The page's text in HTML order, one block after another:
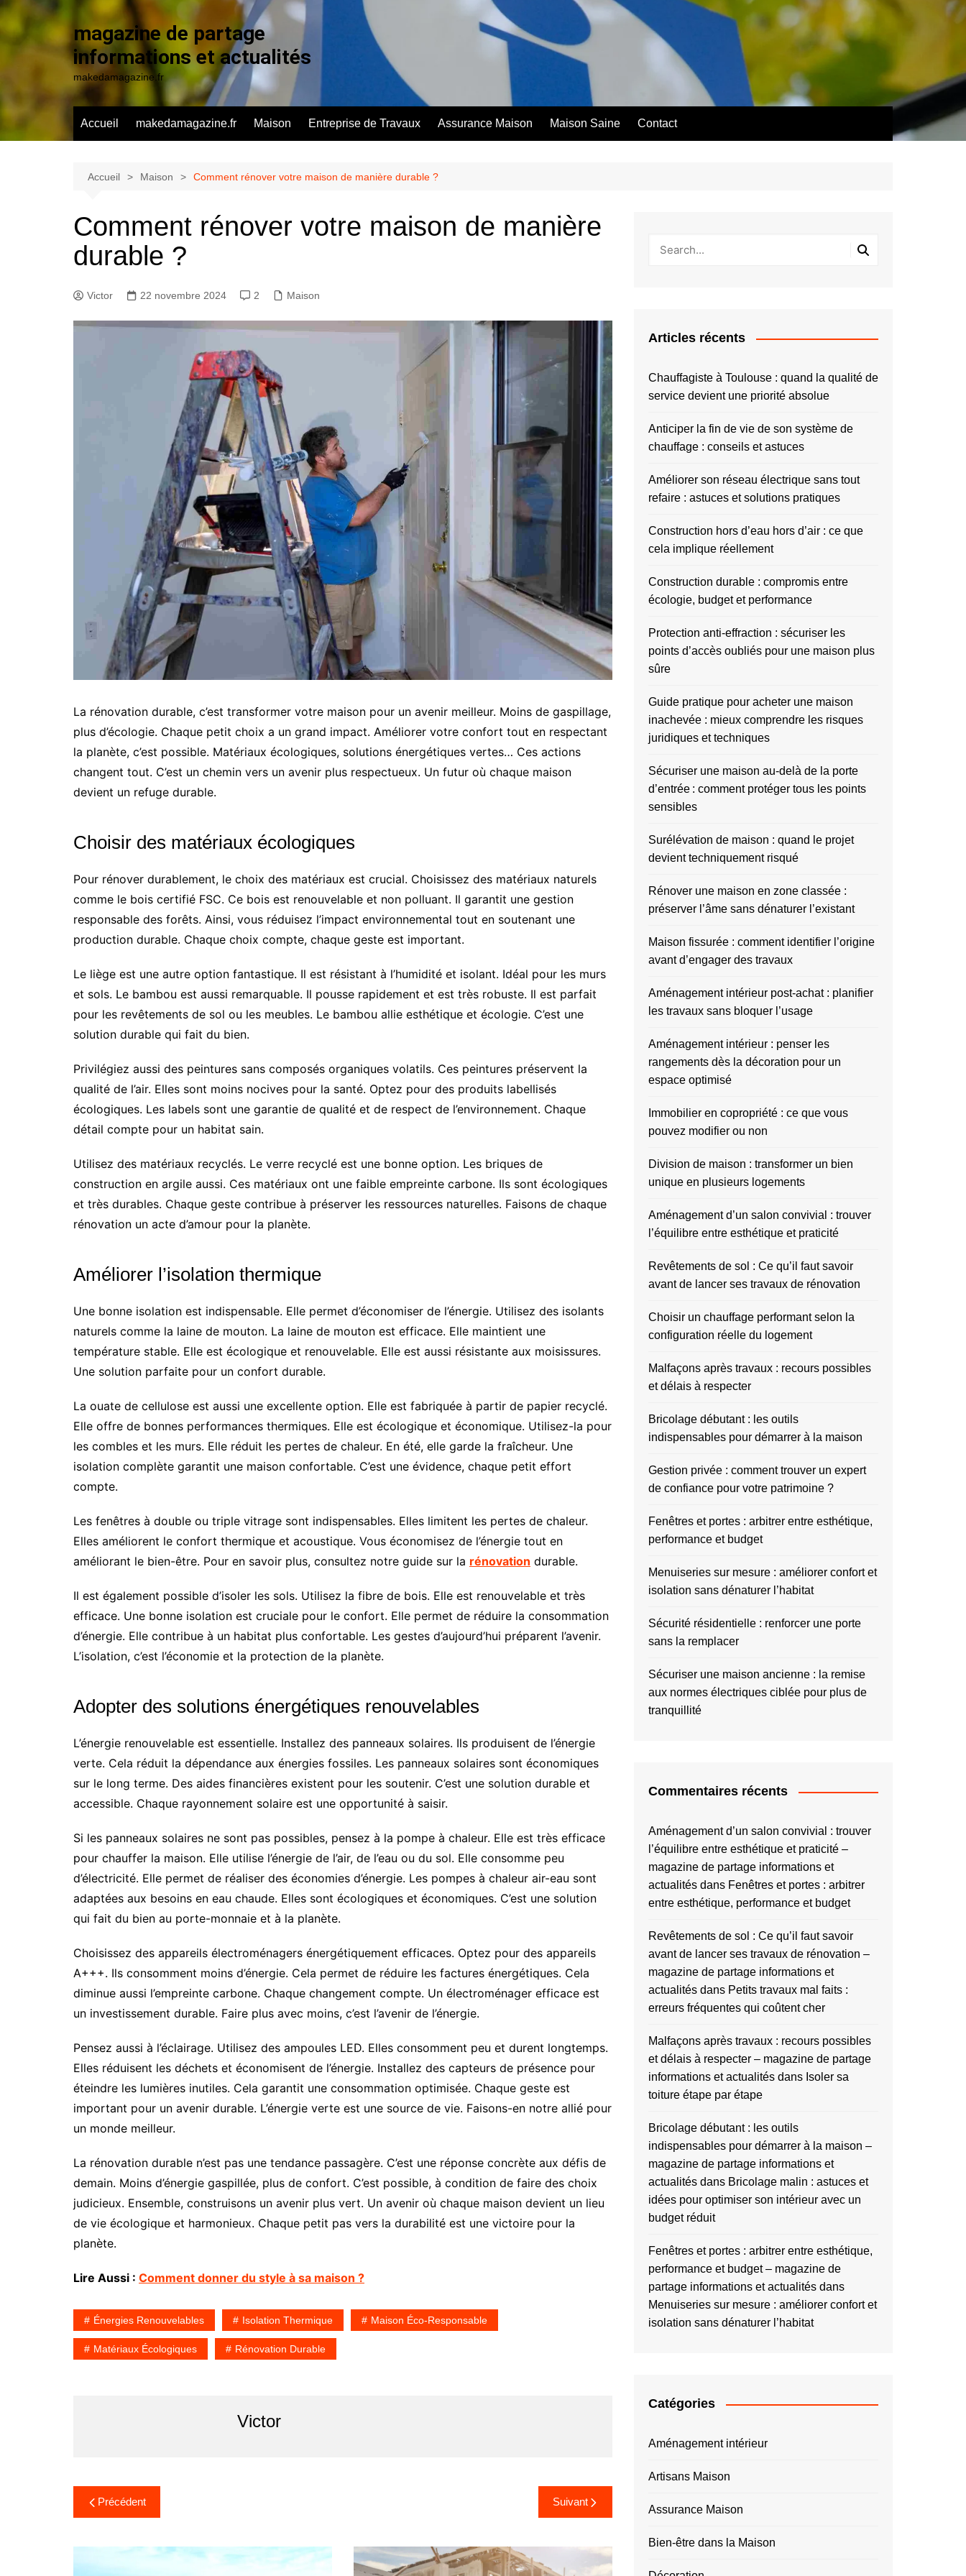
Aller
contenu
magazine de partage
informations et actualités
makedamagazine.fr
Accueil makedamagazine.fr Maison Entreprise de Travaux Assurance Maison Maison Saine Contact
Accueil Maison Comment rénover votre maison de manière durable ?
Comment rénover votre maison de manière
durable ?
Victor 22 novembre 2024 2 Maison
La rénovation durable, c’est transformer votre maison pour un avenir meilleur. Moins de gaspillage,
plus d’écologie. Chaque petit choix a un grand impact. Améliorer votre confort tout en respectant
la planète, c’est possible. Matériaux écologiques, solutions énergétiques vertes… Ces actions
changent tout. C’est un chemin vers un avenir plus respectueux. Un futur où chaque maison
devient un refuge durable.
Choisir des matériaux écologiques
Pour rénover durablement, le choix des matériaux est crucial. Choisissez des matériaux naturels
comme le bois certifié FSC. Ce bois est renouvelable et non polluant. Il garantit une gestion
responsable des forêts. Ainsi, vous réduisez l’impact environnemental tout en soutenant une
production durable. Chaque choix compte, chaque geste est important.
Le liège est une autre option fantastique. Il est résistant à l’humidité et isolant. Idéal pour les murs
et sols. Le bambou est aussi remarquable. Il pousse rapidement et est très robuste. Il est parfait
pour les revêtements de sol ou les meubles. Le bambou allie esthétique et écologie. C’est une
solution durable qui fait du bien.
Privilégiez aussi des peintures sans composés organiques volatils. Ces peintures préservent la
qualité de l’air. Elles sont moins nocives pour la santé. Optez pour des produits labellisés
écologiques. Les labels sont une garantie de qualité et de respect de l’environnement. Chaque
détail compte pour un habitat sain.
Utilisez des matériaux recyclés. Le verre recyclé est une bonne option. Les briques de
construction en argile aussi. Ces matériaux ont une faible empreinte carbone. Ils sont écologiques
et très durables. Chaque geste contribue à préserver les ressources naturelles. Faisons de chaque
rénovation un acte d’amour pour la planète.
Améliorer l’isolation thermique
Une bonne isolation est indispensable. Elle permet d’économiser de l’énergie. Utilisez des isolants
naturels comme la laine de mouton. La laine de mouton est efficace. Elle maintient une
température stable. Elle est écologique et renouvelable. Elle est aussi résistante aux moisissures.
Une solution parfaite pour un confort durable.
La ouate de cellulose est aussi une excellente option. Elle est fabriquée à partir de papier recyclé.
Elle offre de bonnes performances thermiques. Elle est écologique et économique. Utilisez-la pour
les combles et les murs. Elle réduit les pertes de chaleur. En été, elle garde la fraîcheur. Une
isolation complète garantit une maison confortable. C’est une évidence, chaque petit effort
compte.
Les fenêtres à double ou triple vitrage sont indispensables. Elles limitent les pertes de chaleur.
Elles améliorent le confort thermique et acoustique. Vous économisez de l’énergie tout en
améliorant le bien-être. Pour en savoir plus, consultez notre guide sur la rénovation durable.
Il est également possible d’isoler les sols. Utilisez la fibre de bois. Elle est renouvelable et très
efficace. Une bonne isolation est cruciale pour le confort. Elle permet de réduire la consommation
d’énergie. Elle contribue à un habitat plus confortable. Les gestes d’aujourd’hui préparent l’avenir.
L’isolation, c’est l’économie et la protection de la planète.
Adopter des solutions énergétiques renouvelables
L’énergie renouvelable est essentielle. Installez des panneaux solaires. Ils produisent de l’énergie
verte. Cela réduit la dépendance aux énergies fossiles. Les panneaux solaires sont économiques
sur le long terme. Des aides financières existent pour les soutenir. C’est une solution durable et
accessible. Chaque rayonnement solaire est une opportunité à saisir.
Si les panneaux solaires ne sont pas possibles, pensez à la pompe à chaleur. Elle est très efficace
pour chauffer la maison. Elle utilise l’énergie de l’air, de l’eau ou du sol. Elle consomme peu
d’électricité. Elle permet de réaliser des économies d’énergie. Les pompes à chaleur air-eau sont
adaptées aux besoins en eau chaude. Elles sont écologiques et économiques. C’est une solution
qui fait du bien au porte-monnaie et à la planète.
Choisissez des appareils électroménagers énergétiquement efficaces. Optez pour des appareils
A+++. Ils consomment moins d’énergie. Cela permet de réduire les factures énergétiques. Cela
diminue aussi l’empreinte carbone. Chaque changement compte. Un électroménager efficace est
un investissement durable. Faire plus avec moins, c’est l’avenir de l’énergie.
Pensez aussi à l’éclairage. Utilisez des ampoules LED. Elles consomment peu et durent longtemps.
Elles réduisent les déchets et économisent de l’énergie. Installez des capteurs de présence pour
éteindre les lumières inutiles. Cela garantit une consommation optimisée. Chaque geste est
important pour un avenir durable. L’énergie verte est une source de vie. Faisons-en notre allié pour
un monde meilleur.
La rénovation durable n’est pas une tendance passagère. C’est une réponse concrète aux défis de
demain. Moins d’énergie gaspillée, plus de confort. C’est possible, à condition de faire des choix
judicieux. Ensemble, construisons un avenir plus vert. Un avenir où chaque maison devient un lieu
de vie écologique et harmonieux. Chaque petit pas vers la durabilité est une victoire pour la
planète.
Lire Aussi : Comment donner du style à sa maison ?
Énergies Renouvelables Isolation Thermique Maison Éco-Responsable
Matériaux Écologiques Rénovation Durable
Victor
Navigation
de
l’article
Précédent Suivant
Articles récents
Chauffagiste à Toulouse : quand la qualité de
service devient une priorité absolue
Anticiper la fin de vie de son système de
chauffage : conseils et astuces
Améliorer son réseau électrique sans tout
refaire : astuces et solutions pratiques
Construction hors d’eau hors d’air : ce que
cela implique réellement
Construction durable : compromis entre
écologie, budget et performance
Protection anti-effraction : sécuriser les
points d’accès oubliés pour une maison plus
sûre
Guide pratique pour acheter une maison
inachevée : mieux comprendre les risques
juridiques et techniques
Sécuriser une maison au-delà de la porte
d’entrée : comment protéger tous les points
sensibles
Surélévation de maison : quand le projet
devient techniquement risqué
Rénover une maison en zone classée :
préserver l’âme sans dénaturer l’existant
Maison fissurée : comment identifier l’origine
avant d’engager des travaux
Aménagement intérieur post-achat : planifier
les travaux sans bloquer l’usage
Aménagement intérieur : penser les
rangements dès la décoration pour un
espace optimisé
Immobilier en copropriété : ce que vous
pouvez modifier ou non
Division de maison : transformer un bien
unique en plusieurs logements
Aménagement d’un salon convivial : trouver
l’équilibre entre esthétique et praticité
Revêtements de sol : Ce qu’il faut savoir
avant de lancer ses travaux de rénovation
Choisir un chauffage performant selon la
configuration réelle du logement
Malfaçons après travaux : recours possibles
et délais à respecter
Bricolage débutant : les outils
indispensables pour démarrer à la maison
Gestion privée : comment trouver un expert
de confiance pour votre patrimoine ?
Fenêtres et portes : arbitrer entre esthétique,
performance et budget
Menuiseries sur mesure : améliorer confort et
isolation sans dénaturer l’habitat
Sécurité résidentielle : renforcer une porte
sans la remplacer
Sécuriser une maison ancienne : la remise
aux normes électriques ciblée pour plus de
tranquillité
Commentaires récents
Aménagement d’un salon convivial : trouver
l’équilibre entre esthétique et praticité –
magazine de partage informations et
actualités dans Fenêtres et portes : arbitrer
entre esthétique, performance et budget
Revêtements de sol : Ce qu’il faut savoir
avant de lancer ses travaux de rénovation –
magazine de partage informations et
actualités dans Petits travaux mal faits :
erreurs fréquentes qui coûtent cher
Malfaçons après travaux : recours possibles
et délais à respecter – magazine de partage
informations et actualités dans Isoler sa
toiture étape par étape
Bricolage débutant : les outils
indispensables pour démarrer à la maison –
magazine de partage informations et
actualités dans Bricolage malin : astuces et
idées pour optimiser son intérieur avec un
budget réduit
Fenêtres et portes : arbitrer entre esthétique,
performance et budget – magazine de
partage informations et actualités dans
Menuiseries sur mesure : améliorer confort et
isolation sans dénaturer l’habitat
Catégories
Aménagement intérieur
Artisans Maison
Assurance Maison
Bien-être dans la Maison